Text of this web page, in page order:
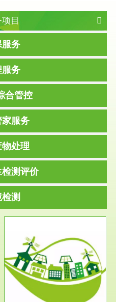
项目
服务
服务
合管控
服务
处理
测评价
测